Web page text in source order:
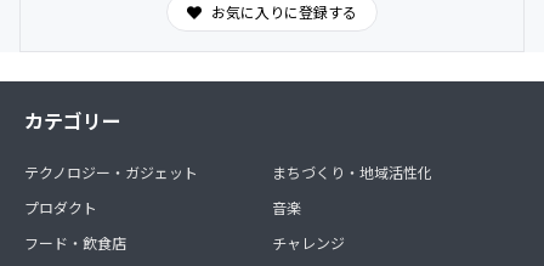
お気に入りに登録する
カテゴリー
テクノロジー・ガジェット
プロダクト
フード・飲食店
まちづくり・地域活性化
音楽
チャレンジ